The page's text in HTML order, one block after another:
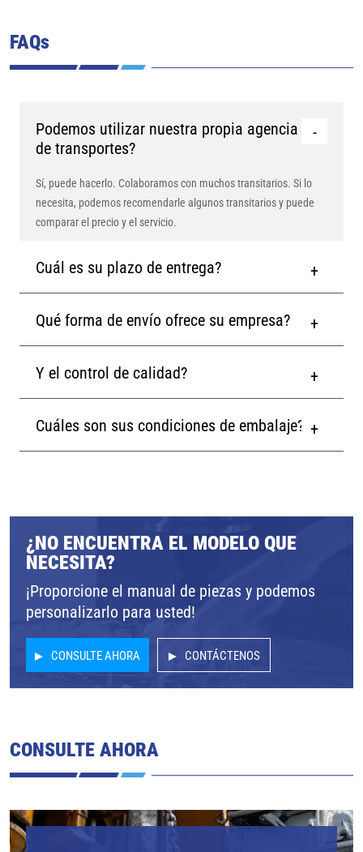
FAQs
Podemos utilizar nuestra propia agencia
de transportes?
Sí, puede hacerlo. Colaboramos con muchos transitarios. Si lo
necesita, podemos recomendarle algunos transitarios y puede
comparar el precio y el servicio.
Cuál es su plazo de entrega?
Qué forma de envío ofrece su empresa?
Y el control de calidad?
Cuáles son sus condiciones de embalaje?
¿NO ENCUENTRA EL MODELO QUE
NECESITA?
¡Proporcione el manual de piezas y podemos
personalizarlo para usted!
CONSULTE AHORA CONTÁCTENOS
CONSULTE AHORA